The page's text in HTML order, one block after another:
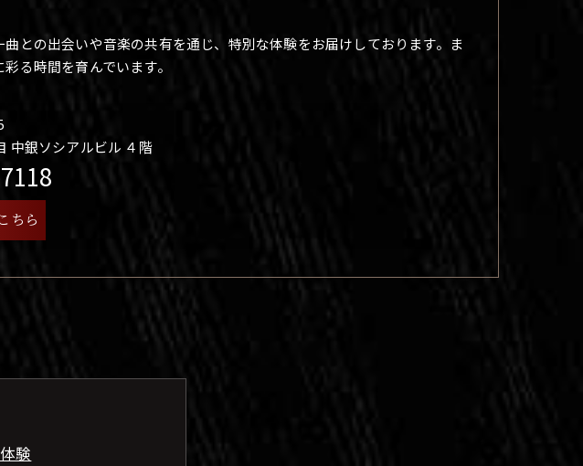
との出会いや音楽の共有を通じ、特別な体験をお届けしております。ま
る時間を育んでいます。
中銀ソシアルビル ４階
ちら
験